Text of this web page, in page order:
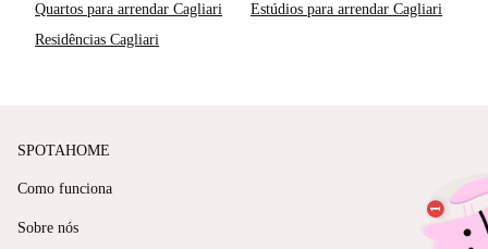
Quartos para arrendar Cagliari
Estúdios para arrendar Cagliari
Residências Cagliari
SPOTAHOME
Como funciona
Sobre nós